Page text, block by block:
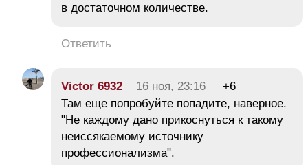
в достаточном количестве.
Ответить
Victor 6932 16 ноя, 23:16
+6
Там еще попробуйте попадите, наверное.
"Не каждому дано прикоснуться к такому
неиссякаемому источнику
профессионализма".